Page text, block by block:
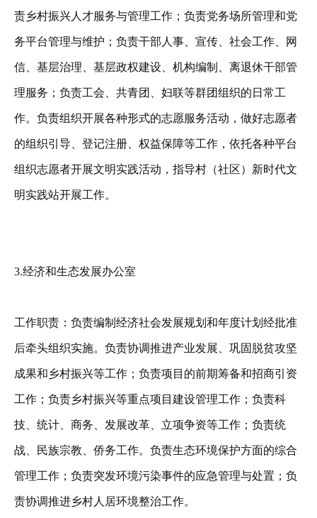
责乡村振兴人才服务与管理工作；负责党务场所管理和党
务平台管理与维护；负责干部人事、宣传、社会工作、网
信、基层治理、基层政权建设、机构编制、离退休干部管
理服务；负责工会、共青团、妇联等群团组织的日常工
作。负责组织开展各种形式的志愿服务活动，做好志愿者
的组织引导、登记注册、权益保障等工作，依托各种平台
组织志愿者开展文明实践活动，指导村（社区）新时代文
明实践站开展工作。
3.经济和生态发展办公室
工作职责：负责编制经济社会发展规划和年度计划经批准
后牵头组织实施。负责协调推进产业发展、巩固脱贫攻坚
成果和乡村振兴等工作；负责项目的前期筹备和招商引资
工作；负责乡村振兴等重点项目建设管理工作；负责科
技、统计、商务、发展改革、立项争资等工作；负责统
战、民族宗教、侨务工作。负责生态环境保护方面的综合
管理工作；负责突发环境污染事件的应急管理与处置；负
责协调推进乡村人居环境整治工作。